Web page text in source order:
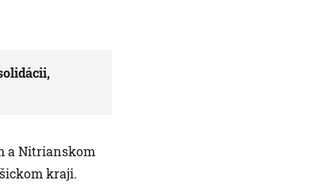
a Nitrianskom
kraji.